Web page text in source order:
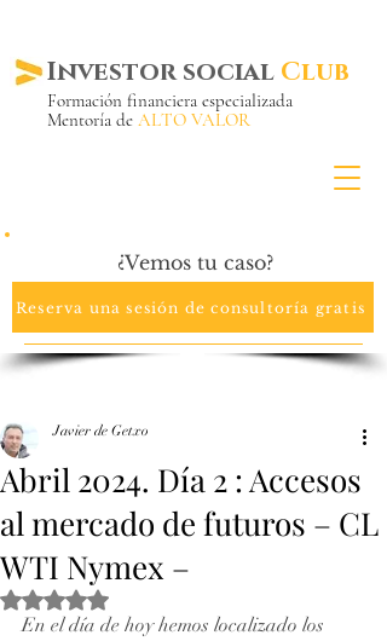
Investor social Club
Formación financiera especializada
Mentoría de ALTO VALOR
¿Vemos tu caso?
Reserva una sesión de consultoría gratis
Abril 2024. Día 2 : Accesos
al mercado de futuros – CL
WTI Nymex –
Javier de Getxo
Obtuvo NaN de 5 estrellas.
En el día de hoy hemos localizado los